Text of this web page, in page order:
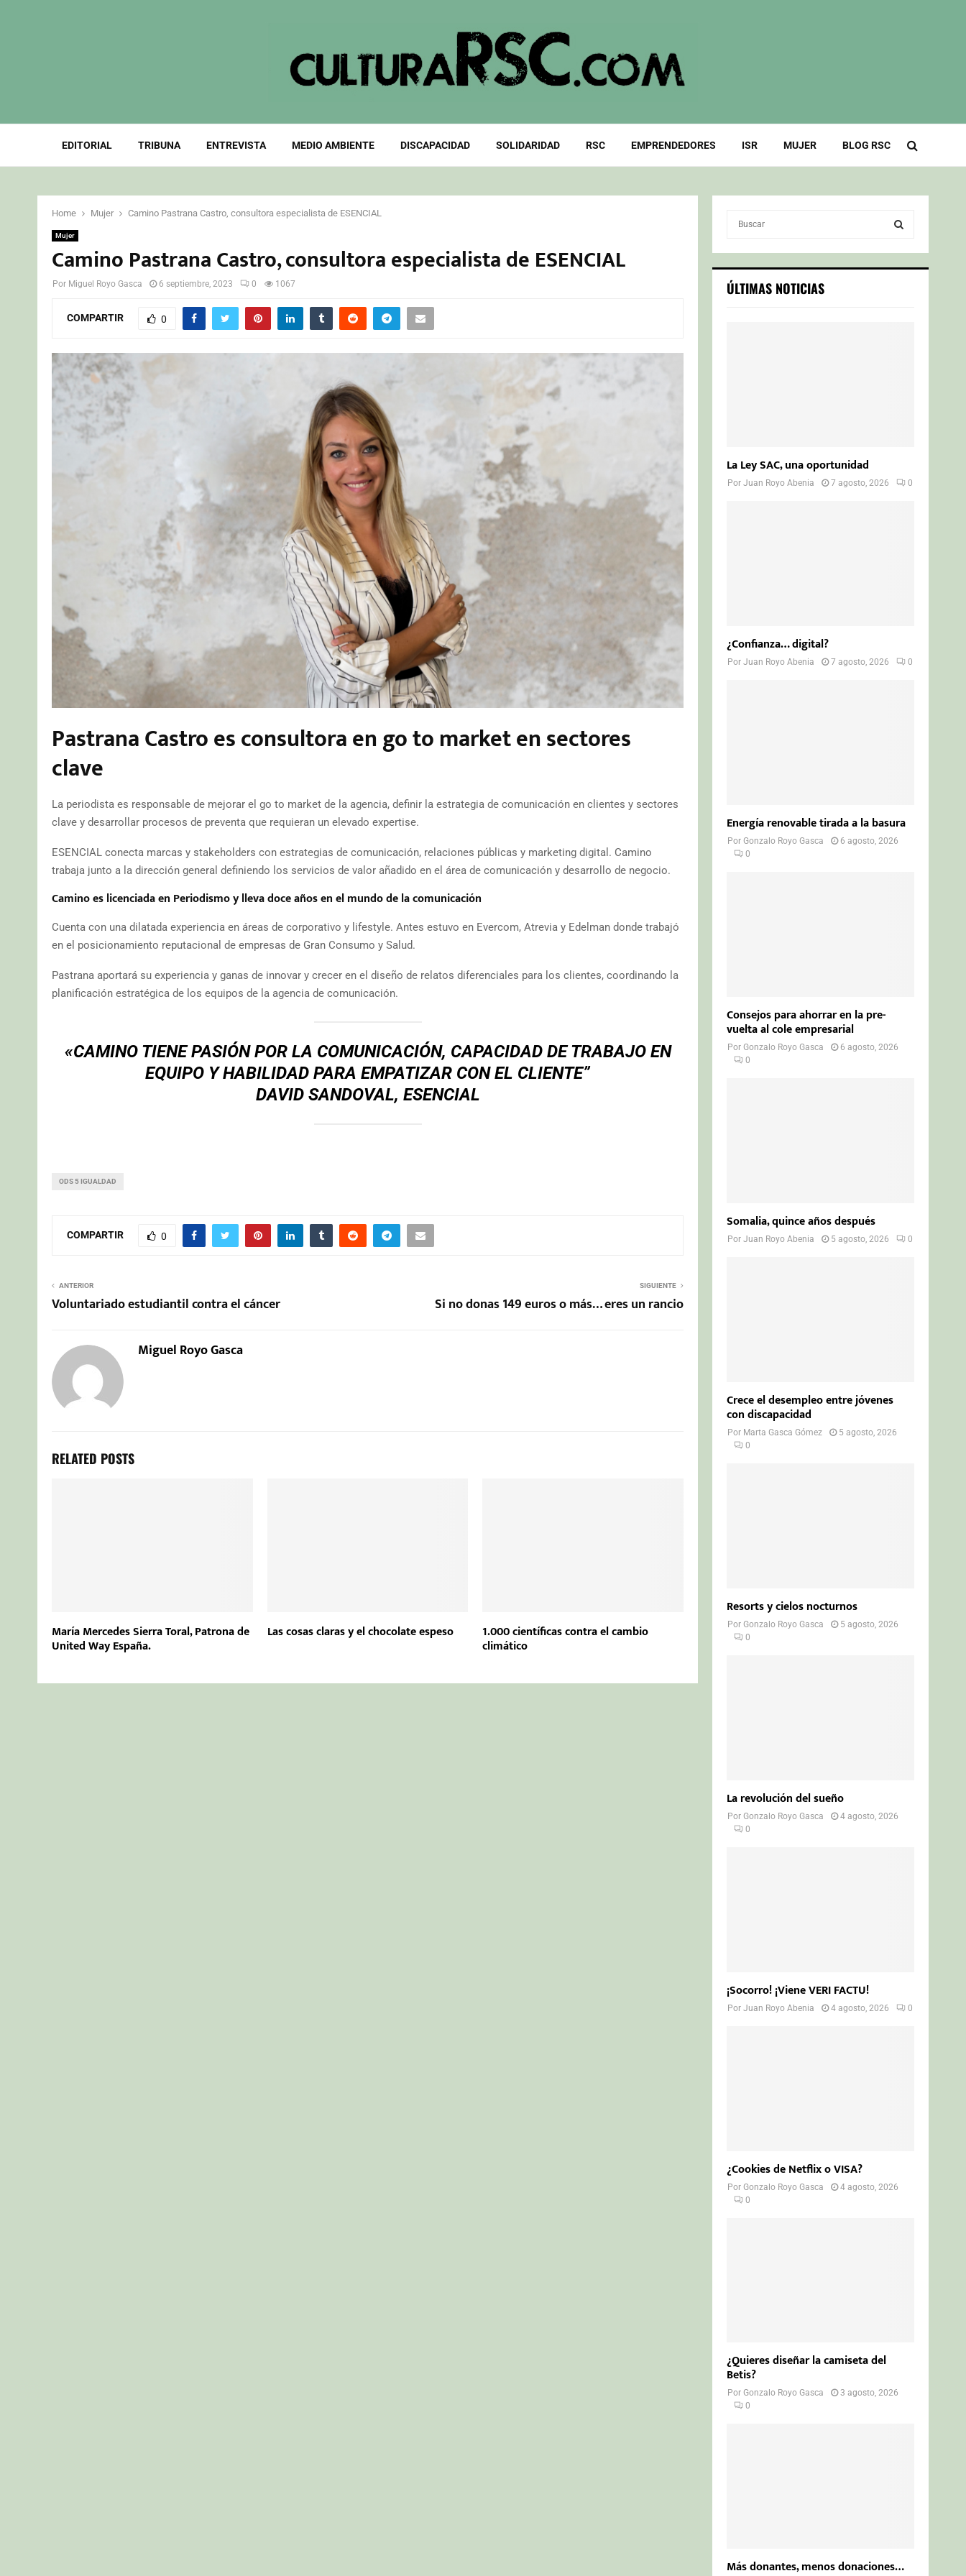
EDITORIAL TRIBUNA ENTREVISTA MEDIO AMBIENTE DISCAPACIDAD SOLIDARIDAD RSC EMPRENDEDORES ISR MUJER BLOG RSC
Home Mujer Camino Pastrana Castro, consultora especialista de ESENCIAL
Mujer
Camino Pastrana Castro, consultora especialista de ESENCIAL
Por Miguel Royo Gasca 6 septiembre, 2023 0 1067
COMPARTIR 0
Pastrana Castro es consultora en go to market en sectores
clave
La periodista es responsable de mejorar el go to market de la agencia, definir la estrategia de comunicación en clientes y sectores
clave y desarrollar procesos de preventa que requieran un elevado expertise.
ESENCIAL conecta marcas y stakeholders con estrategias de comunicación, relaciones públicas y marketing digital. Camino
trabaja junto a la dirección general definiendo los servicios de valor añadido en el área de comunicación y desarrollo de negocio.
Camino es licenciada en Periodismo y lleva doce años en el mundo de la comunicación
Cuenta con una dilatada experiencia en áreas de corporativo y lifestyle. Antes estuvo en Evercom, Atrevia y Edelman donde trabajó
en el posicionamiento reputacional de empresas de Gran Consumo y Salud.
Pastrana aportará su experiencia y ganas de innovar y crecer en el diseño de relatos diferenciales para los clientes, coordinando la
planificación estratégica de los equipos de la agencia de comunicación.
«CAMINO TIENE PASIÓN POR LA COMUNICACIÓN, CAPACIDAD DE TRABAJO EN
EQUIPO Y HABILIDAD PARA EMPATIZAR CON EL CLIENTE”
DAVID SANDOVAL, ESENCIAL
ODS 5 IGUALDAD
COMPARTIR 0
ANTERIOR
Voluntariado estudiantil contra el cáncer
SIGUIENTE
Si no donas 149 euros o más… eres un rancio
Miguel Royo Gasca
RELATED POSTS
María Mercedes Sierra Toral, Patrona de
United Way España.
Las cosas claras y el chocolate espeso 1.000 científicas contra el cambio
climático
c
h
S
ÚLTIMAS NOTICIAS
La Ley SAC, una oportunidad
PorJuan Royo Abenia 7 agosto, 2026 0
¿Confianza… digital?
PorJuan Royo Abenia 7 agosto, 2026 0
Energía renovable tirada a la basura
PorGonzalo Royo Gasca
6 agosto, 2026
0
Consejos para ahorrar en la pre-
vuelta al cole empresarial
PorGonzalo Royo Gasca
6 agosto, 2026
0
Somalia, quince años después
PorJuan Royo Abenia 5 agosto, 2026 0
Crece el desempleo entre jóvenes
con discapacidad
Por Marta Gasca Gómez
5 agosto, 2026
0
Resorts y cielos nocturnos
PorGonzalo Royo Gasca
5 agosto, 2026
0
La revolución del sueño
PorGonzalo Royo Gasca
4 agosto, 2026
0
¡Socorro! ¡Viene VERI FACTU!
PorJuan Royo Abenia 4 agosto, 2026 0
¿Cookies de Netflix o VISA?
PorGonzalo Royo Gasca
4 agosto, 2026
0
¿Quieres diseñar la camiseta del
Betis?
PorGonzalo Royo Gasca
3 agosto, 2026
0
Más donantes, menos donaciones…